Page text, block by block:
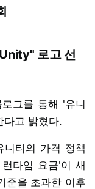
로고 선
그를 통해 '유니
다고 밝혔다.
티의 가격 정책
타임 요금'이 새
준을 초과한 이후